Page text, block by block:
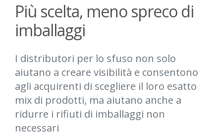
Più scelta, meno spreco di
imballaggi
I distributori per lo sfuso non solo
aiutano a creare visibilità e consentono
agli acquirenti di scegliere il loro esatto
mix di prodotti, ma aiutano anche a
ridurre i rifiuti di imballaggi non
necessari